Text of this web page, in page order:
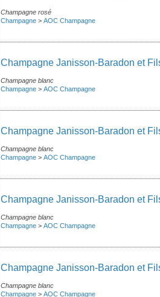
Champagne rosé
Champagne > AOC Champagne
Champagne Janisson-Baradon et
Champagne blanc
Champagne > AOC Champagne
Champagne Janisson-Baradon et
Champagne blanc
Champagne > AOC Champagne
Champagne Janisson-Baradon et
Champagne blanc
Champagne > AOC Champagne
Champagne Janisson-Baradon et
Champagne blanc
Champagne > AOC Champagne